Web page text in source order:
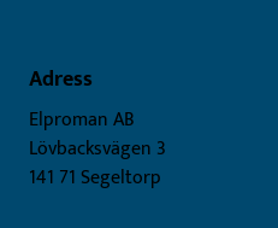
Adress
Elproman AB
Lövbacksvägen 3
141 71 Segeltorp